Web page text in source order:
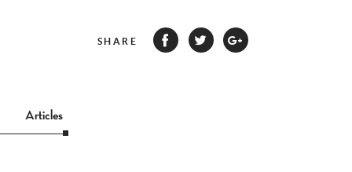
SHARE
Articles